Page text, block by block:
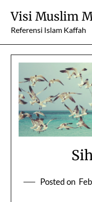
content
Visi Muslim
Referensi Islam Kaffah
Posted on